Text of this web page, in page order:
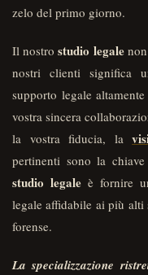
zelo del primo giorno.
Il nostrostudio legalenon
nostri clienti significa
supporto legale
vostra sincera
la vostra fiducia, la
pertinenti sono la
studio legale è fornire
legale affidabile ai più alti
forense.
La specializzazione